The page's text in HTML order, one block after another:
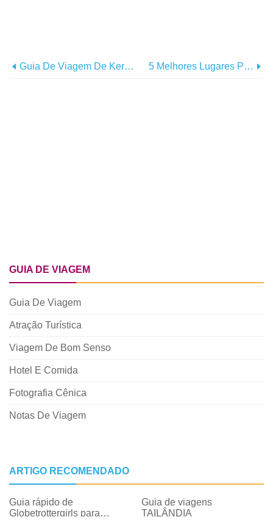
Guia De Viagem De Kerala 5 Melhores Lugares Para Explorar Na Índia Em Agosto
GUIA DE VIAGEM
Guia De Viagem
Atração Turística
Viagem De Bom Senso
Hotel E Comida
Fotografia Cênica
Notas De Viagem
ARTIGO RECOMENDADO
Guia rápido de
Globetrottergirls para
Guia de viagens
TAILÂNDIA